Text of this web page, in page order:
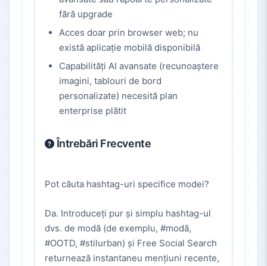
fără upgrade
Acces doar prin browser web; nu
există aplicație mobilă disponibilă
Capabilități AI avansate (recunoaștere
imagini, tablouri de bord
personalizate) necesită plan
enterprise plătit
Întrebări Frecvente
Pot căuta hashtag-uri specifice modei?
Da. Introduceți pur și simplu hashtag-ul
dvs. de modă (de exemplu, #modă,
#OOTD, #stilurban) și Free Social Search
returnează instantaneu mențiuni recente,